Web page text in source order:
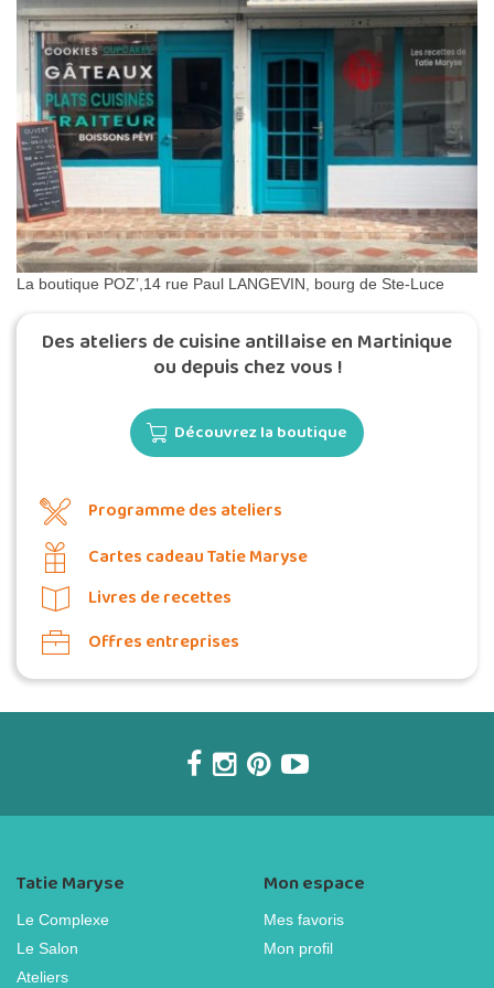
La boutique POZ’,14 rue Paul LANGEVIN, bourg de Ste-Luce
Des ateliers de cuisine antillaise en Martinique
ou depuis chez vous !
Découvrez la boutique
Programme des ateliers
Cartes cadeau Tatie Maryse
Livres de recettes
Offres entreprises
Tatie Maryse
Le Complexe
Le Salon
Ateliers
Mon espace
Mes favoris
Mon profil